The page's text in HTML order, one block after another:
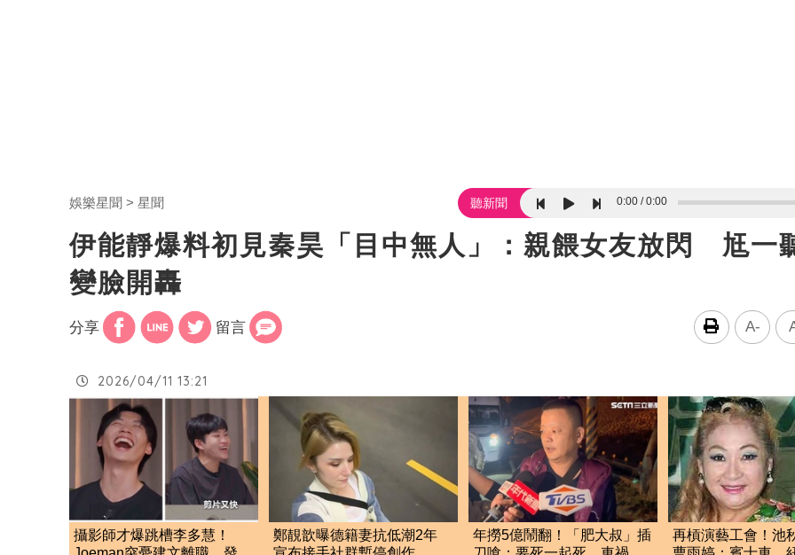
娛樂星聞 星聞 聽新聞 0:00 0:00
伊能靜爆料初見秦昊「目中無人」：親餵女友放閃 尪一
變臉開轟
分享 留言 A-
2026/04/11 13:21
攝影師才爆跳槽李多慧！
鄭靚歆曝德籍妻抗低潮2年
年撈5億鬧翻！「肥大叔」插
再槓演藝工會！池